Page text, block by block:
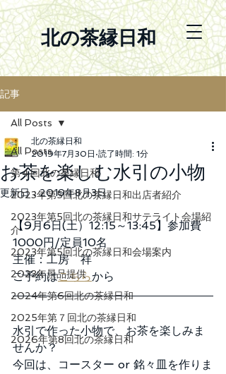
北の茶縁日和
記事
All Posts
第４回北の茶縁日和
2023年第5回北の茶縁日和出店者紹介
2023年第5回北の茶縁日和サテライト会場紹
介
2023年第5回北の茶縁日和会場案内
2023年景品提供
2024年第6回北の茶縁日和
2025年第７回北の茶縁日和
2026年第8回北の茶縁日和
All Posts
お茶を楽しむ水引の小物
北の茶縁日和
2019年7月30日 読了時間: 1分
更新日：2019年8月3日
【9月6日(土）12:15～13:45】参加費
1000円/定員10名
​主催：工房　祥
ご予約はこちらから
水引で作った小物で、お茶を楽しみま
せんか？
今回は、コースター or 銘々皿を作りま